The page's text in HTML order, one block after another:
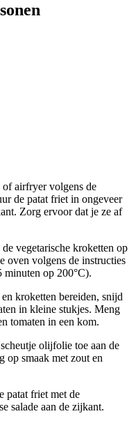
airfryer volgens de
de patat friet in ongeveer
Zorg ervoor dat je ze af
de vegetarische kroketten op
oven volgens de instructies
minuten op 200°C).
kroketten bereiden, snijd
in kleine stukjes. Meng
tomaten in een kom.
olijfolie toe aan de
op smaak met zout en
patat friet met de
salade aan de zijkant.